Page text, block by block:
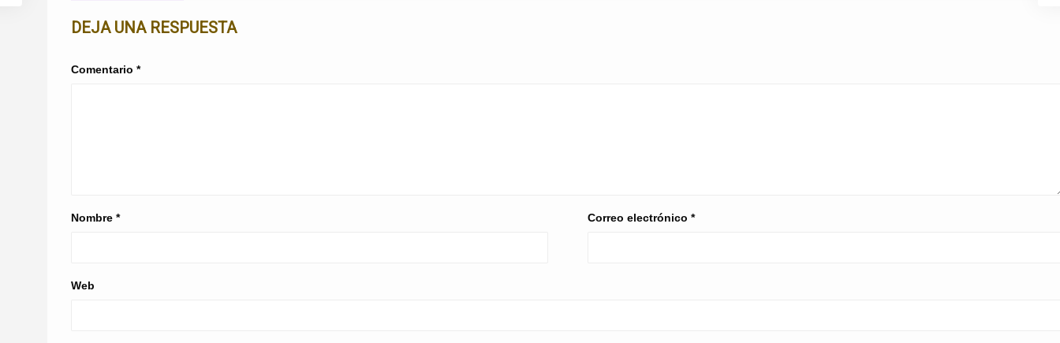
DEJA UNA RESPUESTA
Comentario *
Nombre * Correo electrónico*
Web